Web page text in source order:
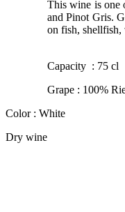
This wine is one
and Pinot Gris.
on fish, shellfish,
Capacity : 75 cl
Grape : 100%
Color : White
Dry wine